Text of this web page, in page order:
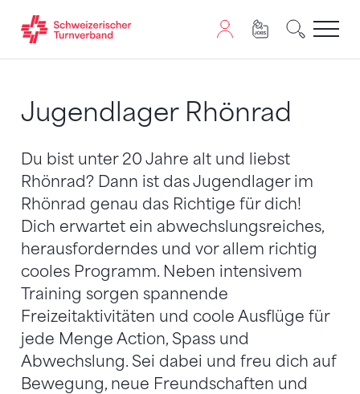
Jugendlager Rhönrad
Du bist unter 20 Jahre alt und liebst
Rhönrad? Dann ist das Jugendlager im
Rhönrad genau das Richtige für dich!
Dich erwartet ein abwechslungsreiches,
herausforderndes und vor allem richtig
cooles Programm. Neben intensivem
Training sorgen spannende
Freizeitaktivitäten und coole Ausflüge für
jede Menge Action, Spass und
Abwechslung. Sei dabei und freu dich auf
Bewegung, neue Freundschaften und